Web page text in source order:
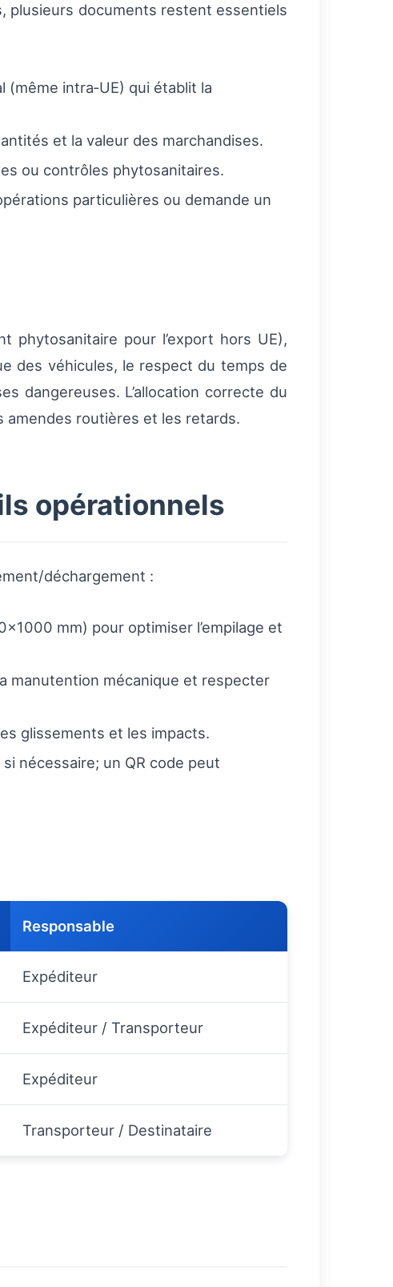
plusieurs documents restent essentiels
intra‑UE) qui établit la
et la valeur des marchandises.
ou contrôles phytosanitaires.
particulières ou demande un
phytosanitaire pour l’export hors UE),
des véhicules, le respect du temps de
dangereuses. L’allocation correcte du
routières et les retards.
opérationnels
déchargement :
mm) pour optimiser l’empilage et
manutention mécanique et respecter
glissements et les impacts.
nécessaire; un QR code peut
Responsable
Expéditeur
Expéditeur / Transporteur
Expéditeur
Transporteur / Destinataire